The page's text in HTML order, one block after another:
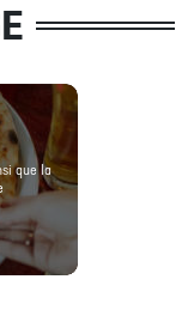
que la